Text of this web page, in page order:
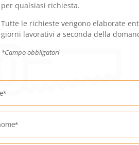
per qualsiasi richiesta.
Tutte le richieste vengono elaborate
giorni lavorativi a seconda della
*Campo obbligatori